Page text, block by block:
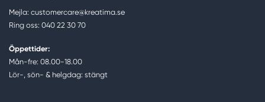
Mejla: customercare@kreatima.se
Ring oss: 040 22 30 70
Öppettider:
Mån-fre: 08.00-18.00
Lör-, sön- & helgdag: stängt